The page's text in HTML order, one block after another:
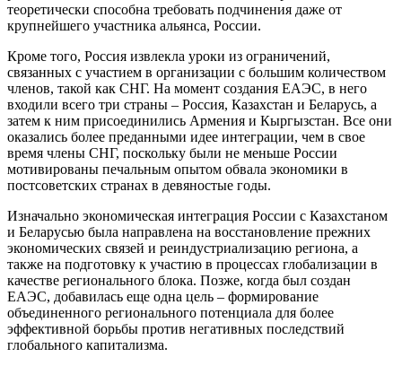
теоретически способна требовать подчинения даже от
крупнейшего участника альянса, России.
Кроме того, Россия извлекла уроки из ограничений,
связанных с участием в организации с большим количеством
членов, такой как СНГ. На момент создания ЕАЭС, в него
входили всего три страны – Россия, Казахстан и Беларусь, а
затем к ним присоединились Армения и Кыргызстан. Все они
оказались более преданными идее интеграции, чем в свое
время члены СНГ, поскольку были не меньше России
мотивированы печальным опытом обвала экономики в
постсоветских странах в девяностые годы.
Изначально экономическая интеграция России с Казахстаном
и Беларусью была направлена на восстановление прежних
экономических связей и реиндустриализацию региона, а
также на подготовку к участию в процессах глобализации в
качестве регионального блока. Позже, когда был создан
ЕАЭС, добавилась еще одна цель – формирование
объединенного регионального потенциала для более
эффективной борьбы против негативных последствий
глобального капитализма.